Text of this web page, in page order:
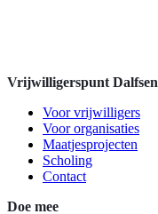
Vrijwilligerspunt Dalfsen
Voor vrijwilligers
Voor organisaties
Maatjesprojecten
Scholing
Contact
Doe mee